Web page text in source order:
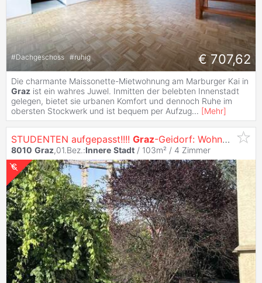
#Dachgeschoss #ruhig € 707,62
Die charmante Maissonette-Mietwohnung am Marburger Kai in
Graz ist ein wahres Juwel. Inmitten der belebten Innenstadt
gelegen, bietet sie urbanen Komfort und dennoch Ruhe im
obersten Stockwerk und ist bequem per Aufzug... [Mehr]
STUDENTEN aufgepasst!!!! Graz-Geidorf: Wohnen in der
8010 Graz,01.Bez.:Innere Stadt / 103m² / 4 Zimmer